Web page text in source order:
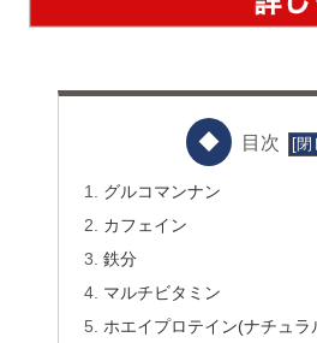
目次
グルコマンナン
カフェイン
鉄分
マルチビタミン
ホエイプロテイン(ナチュラ